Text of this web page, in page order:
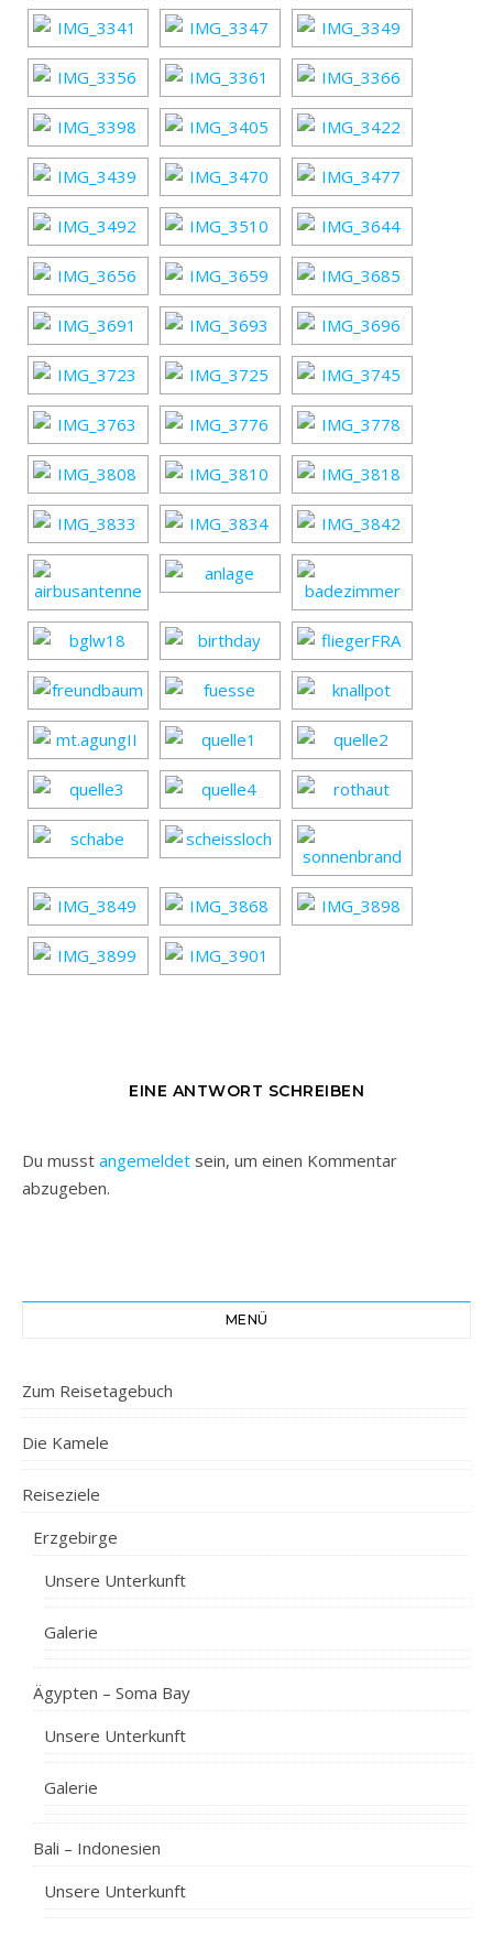
EINE ANTWORT SCHREIBEN
Du musst angemeldet sein, um einen Kommentar
abzugeben.
MENÜ
Zum Reisetagebuch
Die Kamele
Reiseziele
Erzgebirge
Unsere Unterkunft
Galerie
Ägypten – Soma Bay
Unsere Unterkunft
Galerie
Bali – Indonesien
Unsere Unterkunft